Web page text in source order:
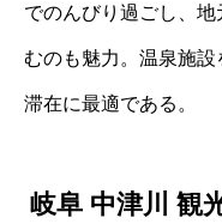
でのんびり過ごし、
むのも魅力。温泉施
滞在に最適である。
岐阜 中津川 観